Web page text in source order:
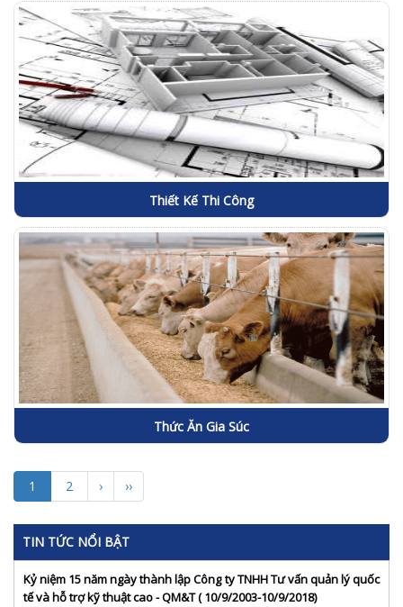
Thiết Kế Thi Công
Thức Ăn Gia Súc
1 2 › ››
TIN TỨC NỔI BẬT
Kỷ niệm 15 năm ngày thành lập Công ty TNHH Tư vấn quản lý quốc
tế và hỗ trợ kỹ thuật cao - QM&T ( 10/9/2003-10/9/2018)